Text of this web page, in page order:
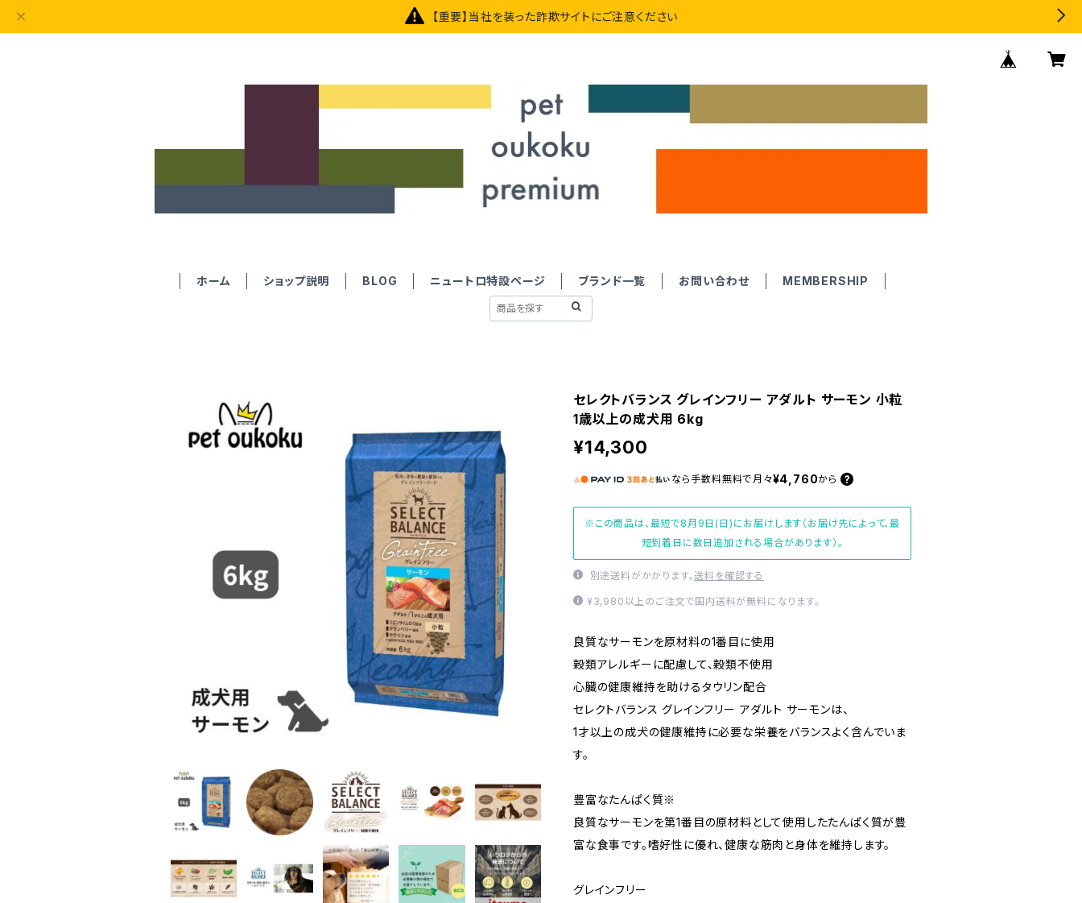
【重要】当社を装った詐欺サイトにご注意ください
ホーム ショップ説明 BLOG ニュートロ特設ページ ブランド一覧 お問い合わせ MEMBERSHIP
セレクトバランス グレインフリー アダルト サーモン 小粒
1歳以上の成犬用 6kg
¥14,300
なら 手数料無料で 月々¥4,760から
※この商品は、最短で8月9日(日)にお届けします（お届け先によって、最
短到着日に数日追加される場合があります）。
別途送料がかかります。送料を確認する
¥3,980以上のご注文で国内送料が無料になります。
良質なサーモンを原材料の1番目に使用
穀類アレルギーに配慮して、穀類不使用
心臓の健康維持を助けるタウリン配合
セレクトバランス グレインフリー アダルト サーモンは、
1才以上の成犬の健康維持に必要な栄養をバランスよく含んでいま
す。
豊富なたんぱく質※
良質なサーモンを第1番目の原材料として使用したたんぱく質が豊
富な食事です。嗜好性に優れ、健康な筋肉と身体を維持します。
グレインフリー